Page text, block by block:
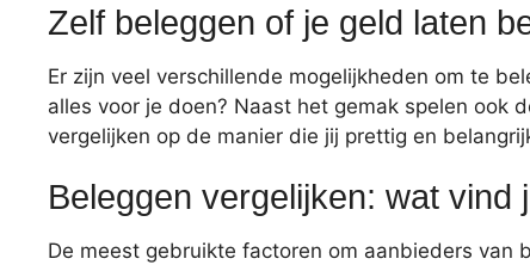
Zelf beleggen of je geld laten
Er zijn veel verschillende mogelijkheden om te
alles voor je doen? Naast het gemak spelen ook
vergelijken op de manier die jij prettig en
Beleggen vergelijken: wat vind
De meest gebruikte factoren om aanbieders van